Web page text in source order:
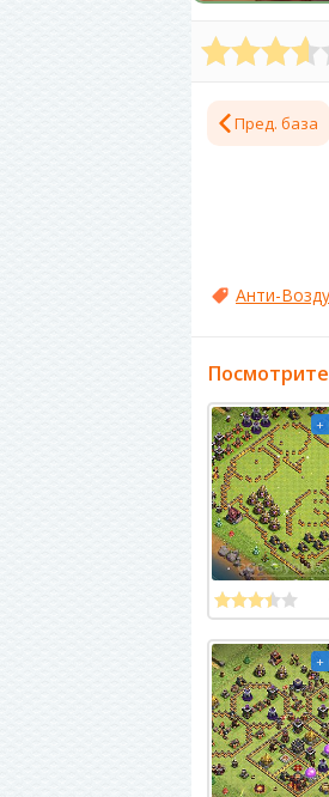
Пред. база
Анти-
+
+